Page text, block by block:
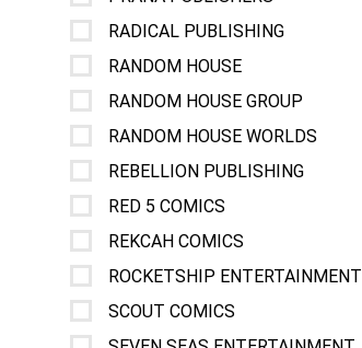
RADICAL PUBLISHING
RANDOM HOUSE
RANDOM HOUSE GROUP
RANDOM HOUSE WORLDS
REBELLION PUBLISHING
RED 5 COMICS
REKCAH COMICS
ROCKETSHIP ENTERTAINMENT
SCOUT COMICS